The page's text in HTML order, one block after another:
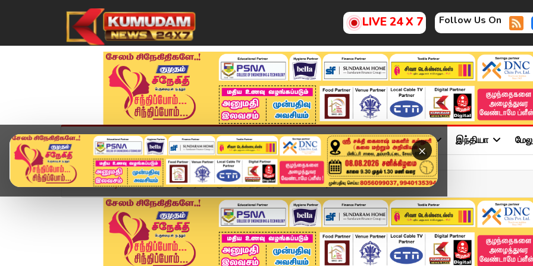
LIVE 24 X 7 Follow Us On
×
முகப்பு விளையாட்டு அண்மை தமிழ்நாடு சினிமா அரசியல் விளையாட்டு இந்தியா
Home வீடியோ ஸ்டோரி பூண்டி ஏரிக்கு உபரிநீர் திறப்பு | Poondi Lake |...